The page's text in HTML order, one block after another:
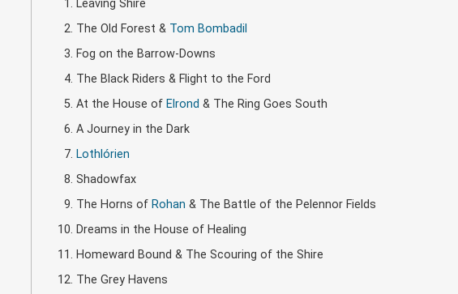
Leaving Shire
The Old Forest & Tom Bombadil
Fog on the Barrow-Downs
The Black Riders & Flight to the Ford
At the House of Elrond & The Ring Goes South
A Journey in the Dark
Lothlórien
Shadowfax
The Horns of Rohan & The Battle of the Pelennor Fields
Dreams in the House of Healing
Homeward Bound & The Scouring of the Shire
The Grey Havens